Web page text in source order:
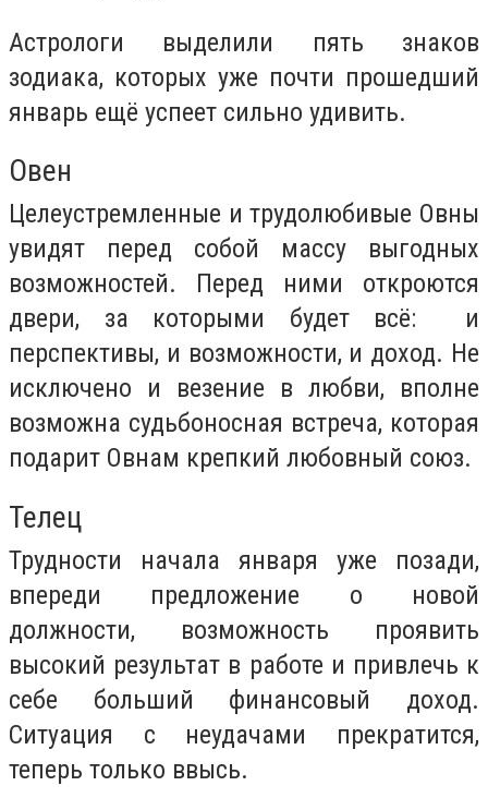
Астрологи выделили пять знаков
зодиака, которых уже почти прошедший
январь ещё успеет сильно удивить.
Овен
Целеустремленные и трудолюбивые Овны
увидят перед собой массу выгодных
возможностей. Перед ними откроются
двери, за которыми будет всё: и
перспективы, и возможности, и доход. Не
исключено и везение в любви, вполне
возможна судьбоносная встреча, которая
подарит Овнам крепкий любовный союз.
Телец
Трудности начала января уже позади,
впереди предложение о новой
должности, возможность проявить
высокий результат в работе и привлечь к
себе больший финансовый доход.
Ситуация с неудачами прекратится,
теперь только ввысь.